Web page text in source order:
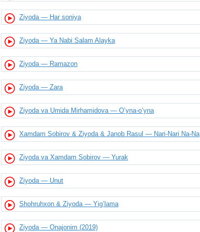
Ziyoda — Har soniya
Ziyoda — Ya Nabi Salam Alayka
Ziyoda — Ramazon
Ziyoda — Zara
Ziyoda va Umida Mirhamidova — O’yna-o’yna
Xamdam Sobirov & Ziyoda & Janob Rasul — Nari-Nari Na-Na
Ziyoda va Xamdam Sobirov — Yurak
Ziyoda — Unut
Shohruhxon & Ziyoda — Yig’lama
Ziyoda — Onajonim (2019)